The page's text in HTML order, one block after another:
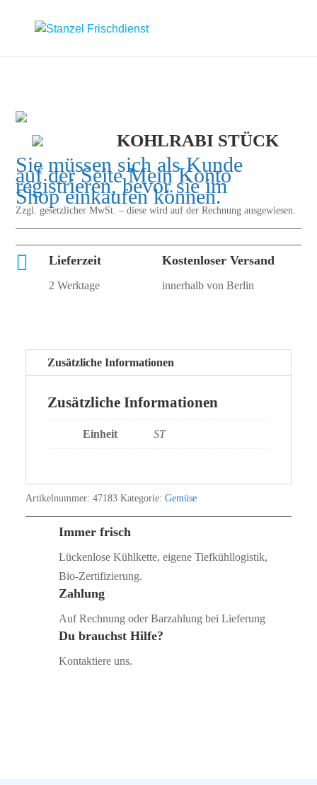
KOHLRABI STÜCK
Sie müssen sich als Kunde
auf der SeiteMein Konto
registrieren, bevor sie im
Shop einkaufen können.
Zzgl. gesetzlicher MwSt. – diese wird auf der Rechnung ausgewiesen.
 Lieferzeit
2 Werktage
Kostenloser Versand
innerhalb von Berlin
Zusätzliche Informationen
Zusätzliche Informationen
Einheit ST
Artikelnummer: 47183 Kategorie: Gemüse
Immer frisch
Lückenlose Kühlkette, eigene Tiefkühllogistik,
Bio‑Zertifizierung.
Zahlung
Auf Rechnung oder Barzahlung bei Lieferung
Du brauchst Hilfe?
Kontaktiere uns.